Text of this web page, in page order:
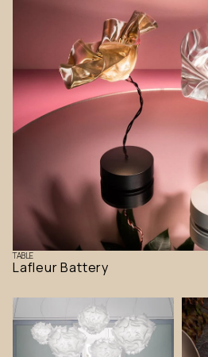
TABLE
Lafleur Battery